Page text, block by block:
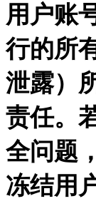
用户账
行的所
泄露）
责任。
全问题
冻结用